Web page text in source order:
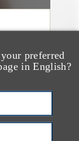
preferred
in English?